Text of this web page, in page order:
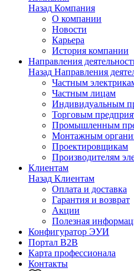
Назад Компания
О компании
Новости
Карьера
История компании
Направления
Назад Направления
Частным
Частным лицам
Индивидуальным
Торговым
Промышленным
Монтажным
Проектировщикам
Производителям
Клиентам
Назад Клиентам
Оплата и доставка
Гарантия и возврат
Акции
Полезная
Конфигуратор ЭУИ
Портал B2B
Карта профессионала
Контакты